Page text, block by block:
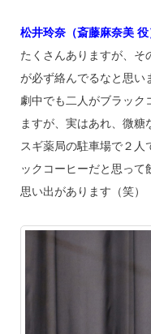
松井玲奈（斎藤麻奈美 役
たくさんありますが、そ
が必ず絡んでるなと思い
劇中でも二人がブラック
ますが、実はあれ、微糖
スギ薬局の駐車場で２人
ックコーヒーだと思って
思い出があります（笑）